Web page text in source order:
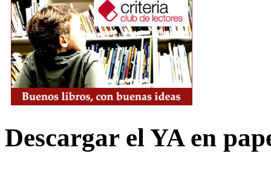
Descargar el YA en